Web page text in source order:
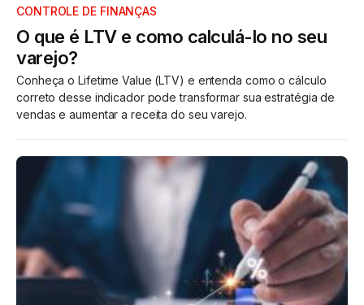
CONTROLE DE FINANÇAS
O que é LTV e como calculá-lo no seu
varejo?
Conheça o Lifetime Value (LTV) e entenda como o cálculo
correto desse indicador pode transformar sua estratégia de
vendas e aumentar a receita do seu varejo.